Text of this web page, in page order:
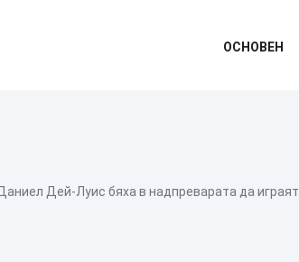
ОСНОВЕН
Дей-Луис бяха в надпреварата да играят